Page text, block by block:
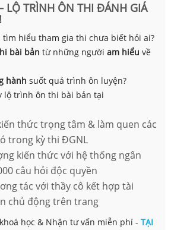
LỘ TRÌNH ÔN THI ĐÁNH GIÁ
tìm hiểu tham gia thi chưa biết hỏi ai?
bài bản từ những người am hiểu về
hành suốt quá trình ôn luyện?
lộ trình ôn thi bài bản tại
thức trọng tâm & làm quen các
trong kỳ thi ĐGNL
kiến thức với hệ thống ngân
câu hỏi độc quyền
tác với thầy cô kết hợp tài
chủ động trên trang
học & Nhận tư vấn miễn phí - TẠI